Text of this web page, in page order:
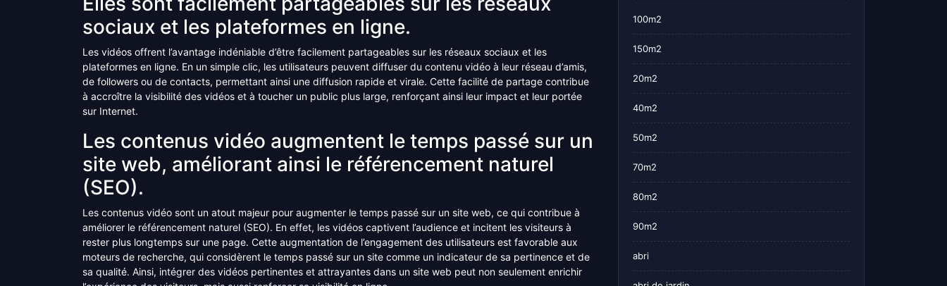
sociaux et les plateformes en ligne.
Les vidéos offrent l’avantage indéniable d’être facilement partageables sur les réseaux sociaux et les
plateformes en ligne. En un simple clic, les utilisateurs peuvent diffuser du contenu vidéo à leur réseau d’amis,
de followers ou de contacts, permettant ainsi une diffusion rapide et virale. Cette facilité de partage contribue
à accroître la visibilité des vidéos et à toucher un public plus large, renforçant ainsi leur impact et leur portée
sur Internet.
Les contenus vidéo augmentent le temps passé sur un
site web, améliorant ainsi le référencement naturel
(SEO).
Les contenus vidéo sont un atout majeur pour augmenter le temps passé sur un site web, ce qui contribue à
améliorer le référencement naturel (SEO). En effet, les vidéos captivent l’audience et incitent les visiteurs à
rester plus longtemps sur une page. Cette augmentation de l’engagement des utilisateurs est favorable aux
moteurs de recherche, qui considèrent le temps passé sur un site comme un indicateur de sa pertinence et de
sa qualité. Ainsi, intégrer des vidéos pertinentes et attrayantes dans un site web peut non seulement enrichir
100m2
150m2
20m2
40m2
50m2
70m2
80m2
90m2
abri